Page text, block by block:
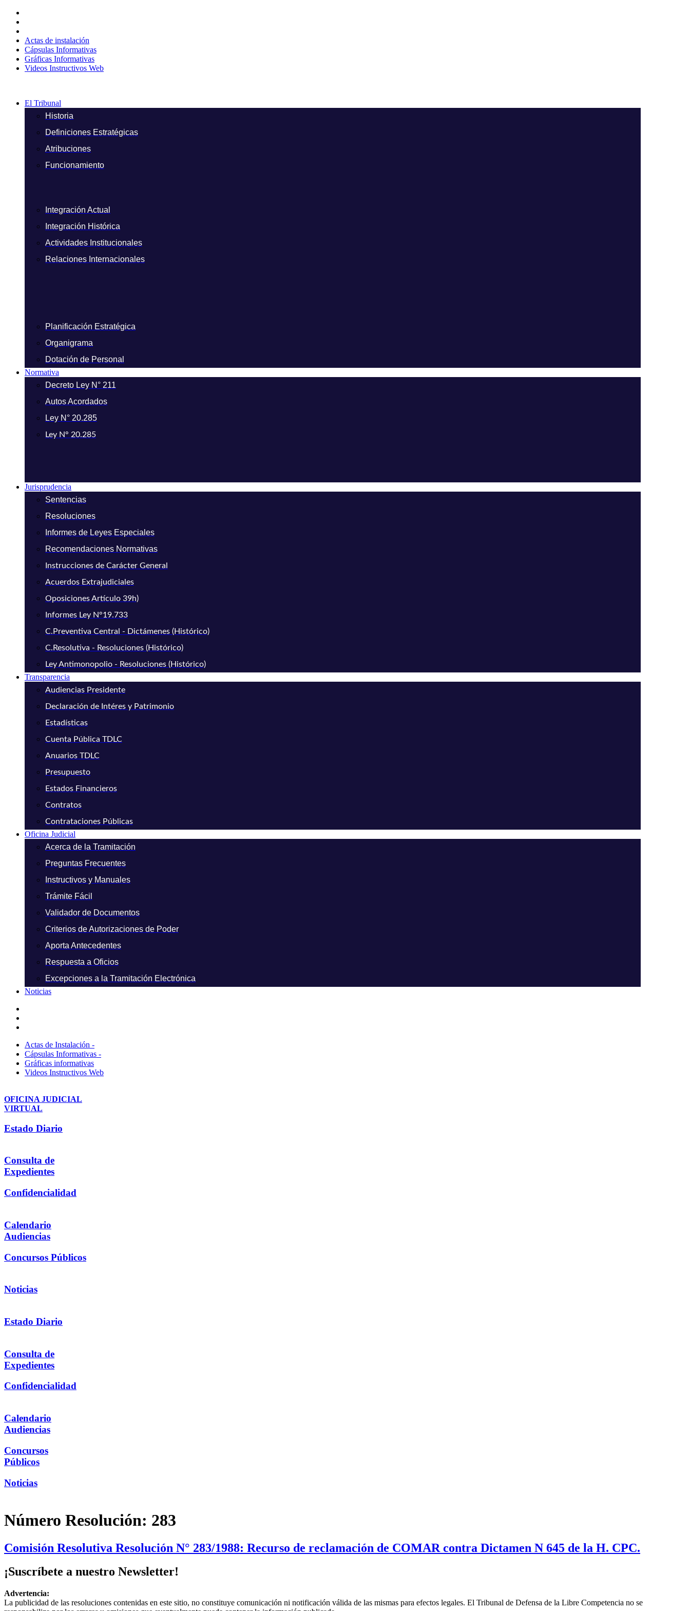
contenido
Actas de instalación
Cápsulas Informativas
Gráficas Informativas
Videos Instructivos Web
El Tribunal
Historia
Definiciones Estratégicas
Atribuciones
Funcionamiento
Integración Actual
Integración Histórica
Actividades Institucionales
Relaciones Internacionales
Planificación Estratégica
Organigrama
Dotación de Personal
Normativa
Decreto Ley N° 211
Autos Acordados
Ley N° 20.285
Ley N° 20.285
Jurisprudencia
Sentencias
Resoluciones
Informes de Leyes Especiales
Recomendaciones Normativas
Instrucciones de Carácter General
Acuerdos Extrajudiciales
Oposiciones Artículo 39h)
Informes Ley N°19.733
C.Preventiva Central - Dictámenes (Histórico)
C.Resolutiva - Resoluciones (Histórico)
Ley Antimonopolio - Resoluciones (Histórico)
Transparencia
Audiencias Presidente
Declaración de Intéres y Patrimonio
Estadísticas
Cuenta Pública TDLC
Anuarios TDLC
Presupuesto
Estados Financieros
Contratos
Contrataciones Públicas
Oficina Judicial
Acerca de la Tramitación
Preguntas Frecuentes
Instructivos y Manuales
Trámite Fácil
Validador de Documentos
Criterios de Autorizaciones de Poder
Aporta Antecedentes
Respuesta a Oficios
Excepciones a la Tramitación Electrónica
Noticias
Actas de Instalación -
Cápsulas Informativas -
Gráficas informativas
Videos Instructivos Web
OFICINA JUDICIAL
VIRTUAL
Estado Diario
Consulta de
Expedientes
Confidencialidad
Calendario
Audiencias
Concursos Públicos
Noticias
Estado Diario
Consulta de
Expedientes
Confidencialidad
Calendario
Audiencias
Concursos
Públicos
Noticias
Número Resolución: 283
Comisión Resolutiva Resolución N° 283/1988: Recurso de reclamación de COMAR contra Dictamen N 645 de la H. CPC.
¡Suscríbete a nuestro Newsletter!
Advertencia:
La publicidad de las resoluciones contenidas en este sitio, no constituye comunicación ni notificación válida de las mismas para efectos legales. El Tribunal de Defensa de la Libre Competencia no se